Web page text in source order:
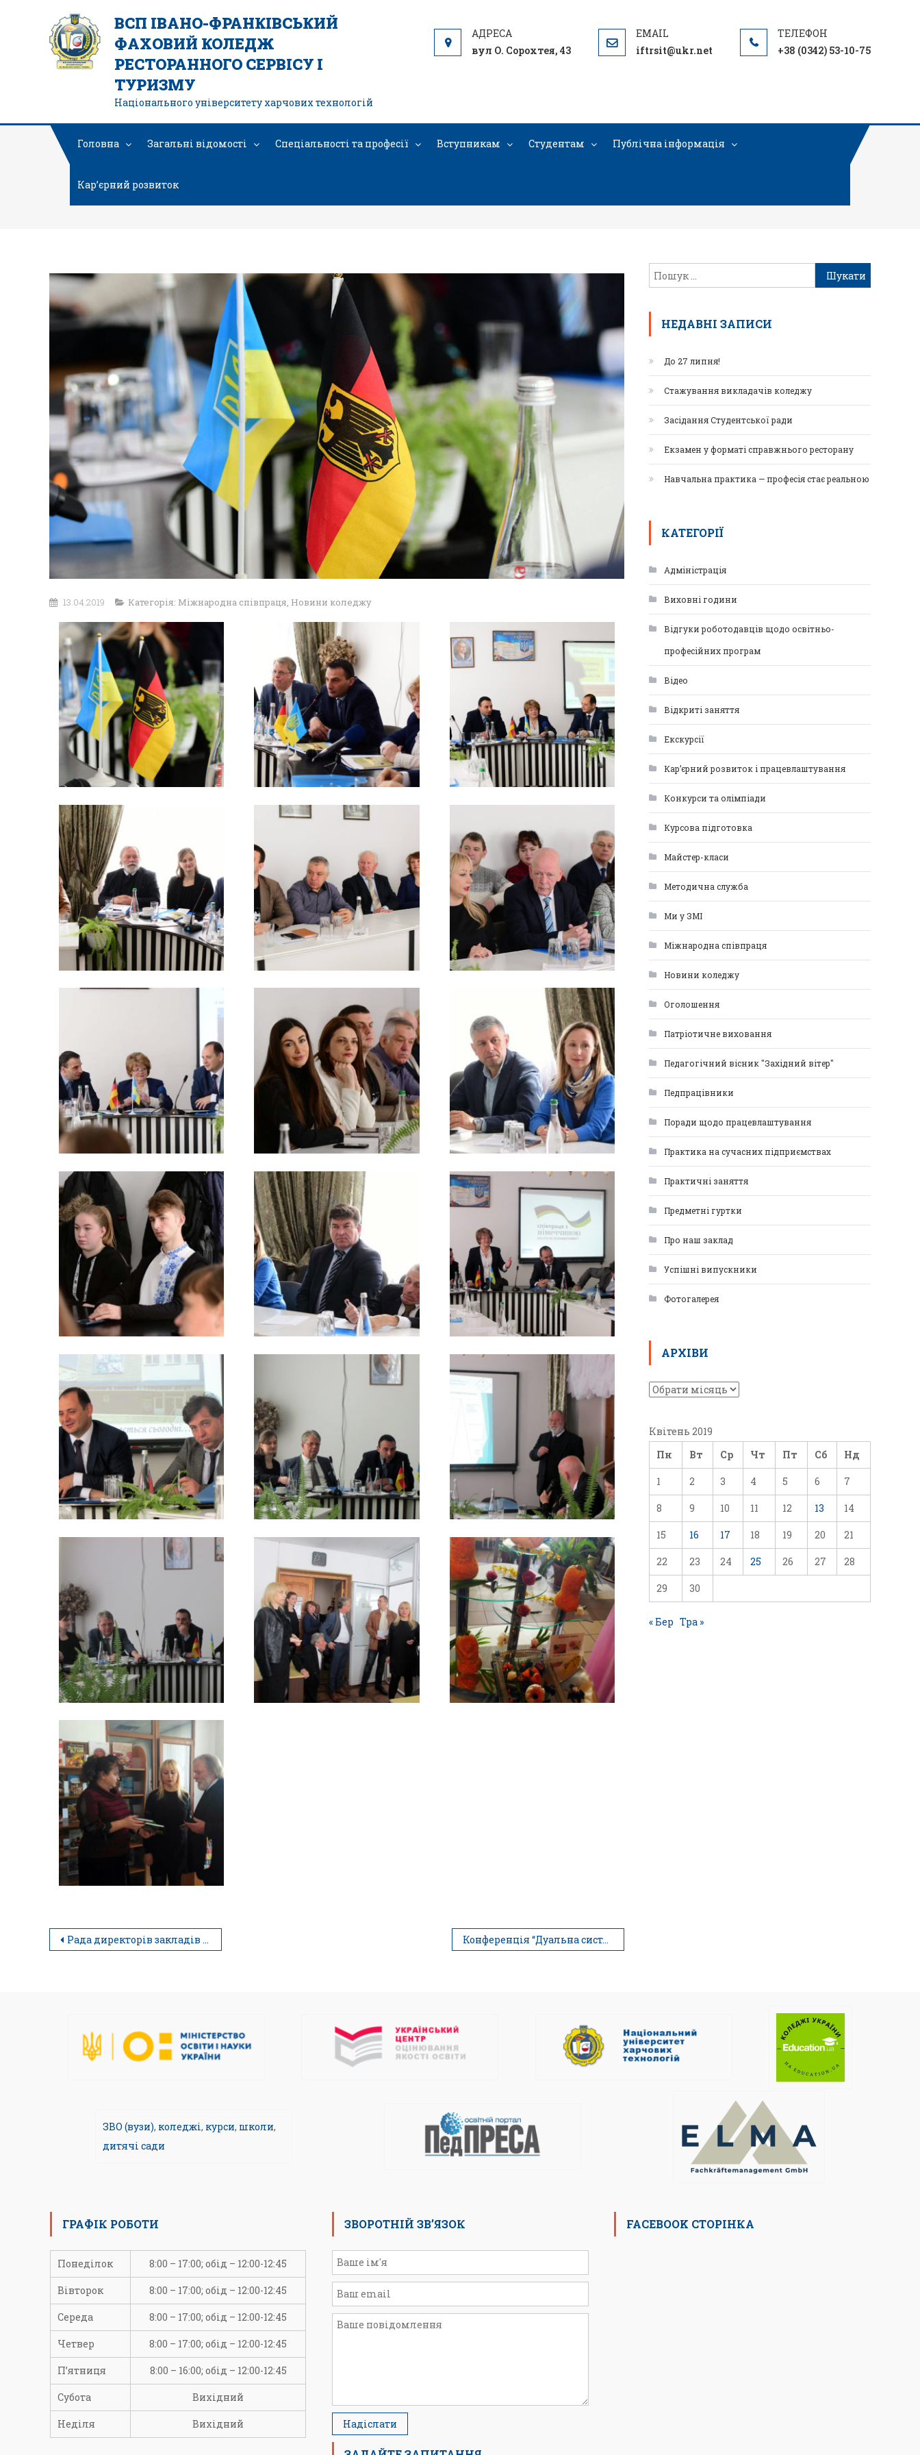
ВСП ІВАНО-ФРАНКІВСЬКИЙ
ФАХОВИЙ КОЛЕДЖ
РЕСТОРАННОГО СЕРВІСУ І
ТУРИЗМУ
Національного університету харчових технологій
вул О. Сорохтея, 43 iftrsit@ukr.net +38 (0342) 53-10-75
Головна Загальні відомості Спеціальності та професії Вступникам Студентам Публічна інформація
Кар’єрний розвиток
Впровадження дуальної системи освіти з досвіду німецько-української співпраці
13.04.2019 Категорія: Міжнародна співпраця, Новини коледжу
Рада директорів закладів вищої освіти Конференція “Дуальна система навчання”
НЕДАВНІ ЗАПИСИ
До 27 липня!
Стажування викладачів коледжу
Засідання Студентської ради
Екзамен у форматі справжнього ресторану
Навчальна практика — професія стає реальною
КАТЕГОРІЇ
Адміністрація
Виховні години
Відгуки роботодавців щодо освітньо-
професійних програм
Відео
Відкриті заняття
Екскурсії
Кар’єрний розвиток і працевлаштування
Конкурси та олімпіади
Курсова підготовка
Майстер-класи
Методична служба
Ми у ЗМІ
Міжнародна співпраця
Новини коледжу
Оголошення
Патріотичне виховання
Педагогічний вісник "Західний вітер"
Педпрацівники
Поради щодо працевлаштування
Практика на сучасних підприємствах
Практичні заняття
Предметні гуртки
Про наш заклад
Успішні випускники
Фотогалерея
АРХІВИ
Квітень 2019
Пн
Вт Ср Чт Пт Сб Нд
1 2 3 4 5 6 7
8 9 10 11 12 13 14
15 16 17 18 19 20 21
22 23 24 25 26 27 28
29 30
« Бер Тра »
ЗВО (вузи), коледжі, курси, школи,
дитячі сади
ГРАФІК РОБОТИ
Понеділок 8:00 – 17:00; обід – 12:00-12:45
Вівторок 8:00 – 17:00; обід – 12:00-12:45
Середа 8:00 – 17:00; обід – 12:00-12:45
Четвер 8:00 – 17:00; обід – 12:00-12:45
П’ятниця 8:00 – 16:00; обід – 12:00-12:45
Субота Вихідний
Неділя Вихідний
ЗВОРОТНІЙ ЗВ’ЯЗОК FACEBOOK СТОРІНКА